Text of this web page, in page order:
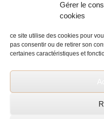
Gérer le
cookies
ce site utilise des cookies pour
pas consentir ou de retirer son
certaines caractéristiques et